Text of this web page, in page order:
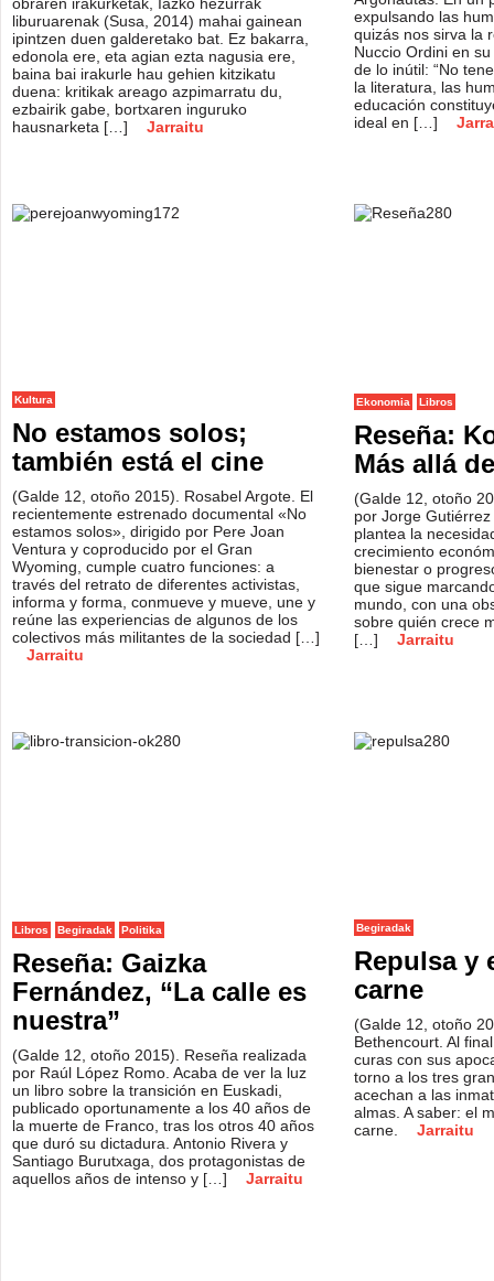
liburuarenak (Susa, 2014) mahai gainean
ipintzen duen galderetako bat. Ez bakarra,
edonola ere, eta agian ezta nagusia ere,
baina bai irakurle hau gehien kitzikatu
duena: kritikak areago azpimarratu du,
ezbairik gabe, bortxaren inguruko
hausnarketa […]
Jarraitu
expulsando las
quizás nos sirva la
Nuccio Ordini en
de lo inútil: “No
la literatura, las
educación
ideal en […]
Kultura
No estamos solos;
también está el cine
(Galde 12, otoño 2015). Rosabel Argote. El
recientemente estrenado documental «No
estamos solos», dirigido por Pere Joan
Ventura y coproducido por el Gran
Wyoming, cumple cuatro funciones: a
través del retrato de diferentes activistas,
informa y forma, conmueve y mueve, une y
reúne las experiencias de algunos de los
colectivos más militantes de la sociedad […]
Jarraitu
Ekonomia Libros
Reseña:
Más allá
(Galde 12, otoño
por Jorge
plantea la
crecimiento
bienestar o
que sigue
mundo, con una
sobre quién crece
[…]
Jarraitu
Libros Begiradak Politika
Reseña: Gaizka
Fernández, “La calle es
nuestra”
(Galde 12, otoño 2015). Reseña realizada
por Raúl López Romo. Acaba de ver la luz
un libro sobre la transición en Euskadi,
publicado oportunamente a los 40 años de
la muerte de Franco, tras los otros 40 años
que duró su dictadura. Antonio Rivera y
Santiago Burutxaga, dos protagonistas de
aquellos años de intenso y […]
Jarraitu
Begiradak
Repulsa y
carne
(Galde 12, otoño
Bethencourt. Al
curas con sus
torno a los tres
acechan a las
almas. A saber: el
carne.
Jarraitu